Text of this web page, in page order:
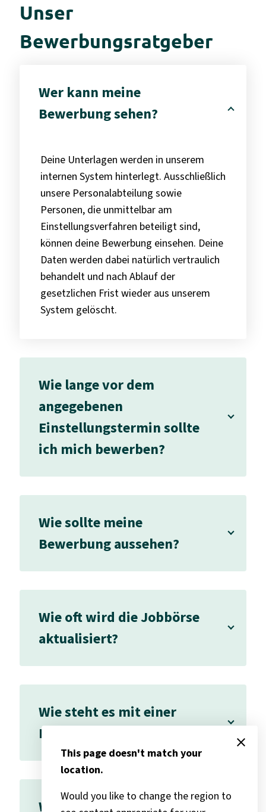
Unser
Bewerbungsratgeber
Wer kann meine
Bewerbung sehen?
Deine Unterlagen werden in unserem
internen System hinterlegt. Ausschließlich
unsere Personalabteilung sowie
Personen, die unmittelbar am
Einstellungsverfahren beteiligt sind,
können deine Bewerbung einsehen. Deine
Daten werden dabei natürlich vertraulich
behandelt und nach Ablauf der
gesetzlichen Frist wieder aus unserem
System gelöscht.
Wie lange vor dem
angegebenen
Einstellungstermin sollte
ich mich bewerben?
Wie sollte meine
Bewerbung aussehen?
Wie oft wird die Jobbörse
aktualisiert?
Wie steht es mit einer
Initiativbewerbung?
Was ziehe ich zum
close
This page doesn't match your
location.
Would you like to change the region to